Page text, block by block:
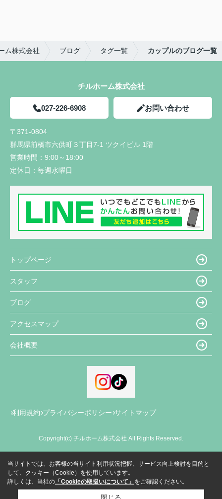
ム株式会社 ブログ タグ一覧 カップルのブログ一覧
チルホーム株式会社
027-226-6908 お問い合わせ
〒371-0804
群馬県前橋市六供町３丁目7-1 ツクイビル 1階
営業時間： 9:00～18:00
定休日： 毎週水曜日
トップページ
スタッフ
ブログ
アクセスマップ
会社概要
利用規約 プライバシーポリシー サイトマップ
Copyright(c) チルホーム株式会社 All Rights Reserved.
当サイトでは、お客様の当サイト利用状況把握、サービス向上検討を目的と
して、クッキー（Cookie）を使用しています。
詳しくは、当社の 「Cookieの取扱いについて」 をご確認ください。
閉じる